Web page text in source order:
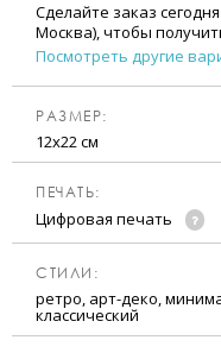
Сделайте заказ
Москва), чтобы
Посмотреть другие
РАЗМЕР:
12х22 см
ПЕЧАТЬ:
Цифровая печать
CТИЛИ:
ретро, арт-деко,
классический